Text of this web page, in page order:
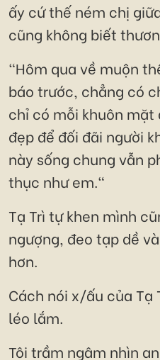
ấy cứ thế ném chị
cũng không biết
"Hôm qua về muộn
báo trước, chẳng có
chỉ có mỗi khuôn mặt
đẹp để đối đãi người
này sống chung vẫn
thục như em."
Tạ Trì tự khen mình
ngượng, đeo tạp dề
hơn.
Cách nói x/ấu của Tạ
léo lắm.
Tôi trầm ngâm nhìn